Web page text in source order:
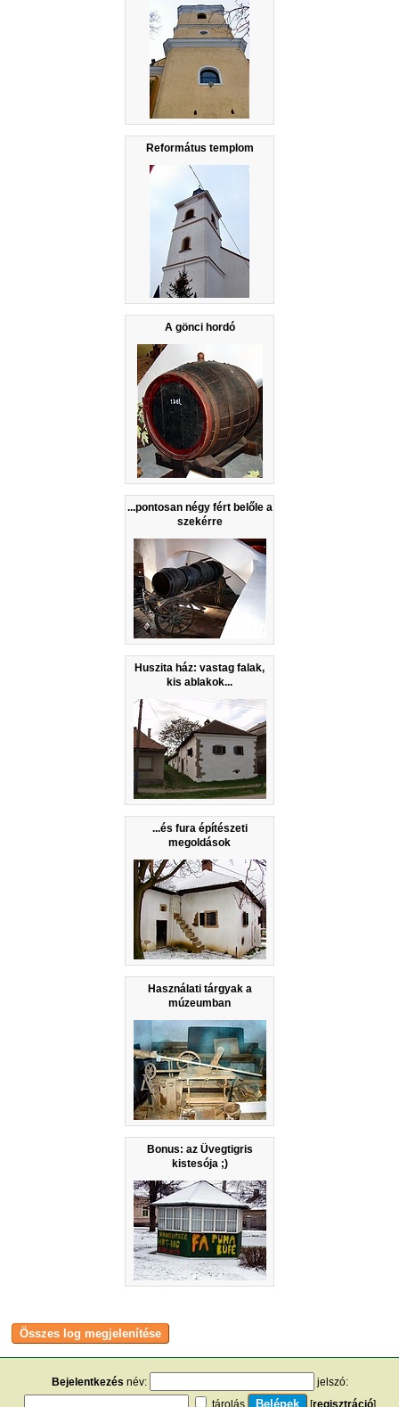
Református templom
A gönci hordó
...pontosan négy fért belőle a
szekérre
Huszita ház: vastag falak,
kis ablakok...
...és fura építészeti
megoldások
Használati tárgyak a
múzeumban
Bonus: az Üvegtigris
kistesója ;)
Bejelentkezés név:
jelszó: